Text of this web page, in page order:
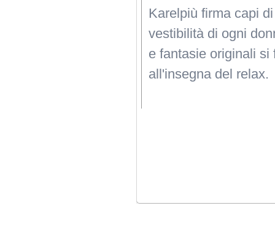
Karelpiù firma capi
vestibilità di ogni
e fantasie originali si
all'insegna del relax.